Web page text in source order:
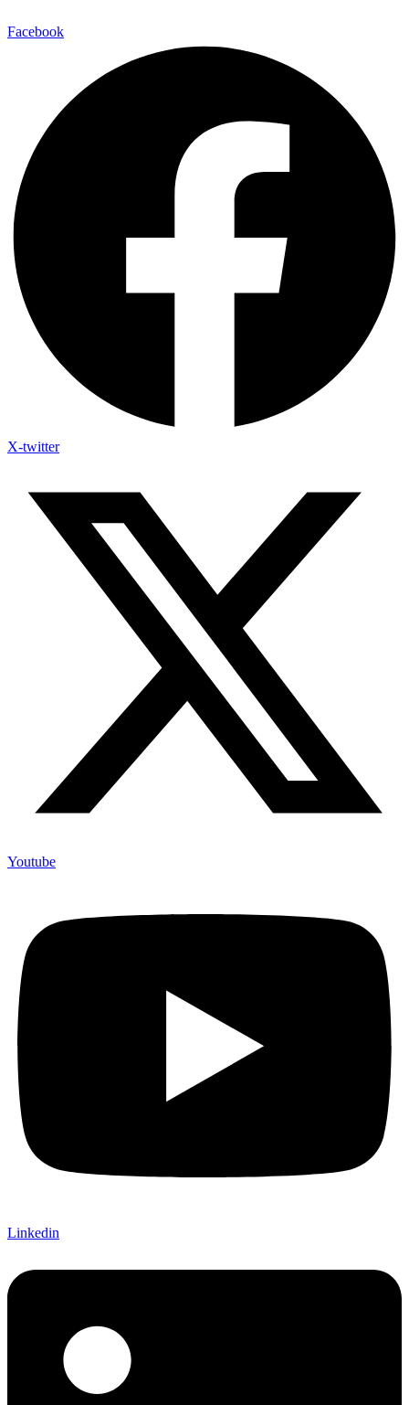
Facebook
X-twitter
Youtube
Linkedin